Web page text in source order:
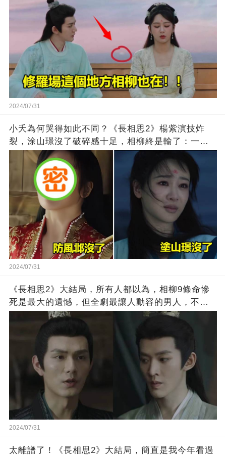
2024/07/31
小夭為何哭得如此不同？《長相思2》楊紫演技炸
裂，涂山璟沒了破碎感十足，相柳終是輸了：一切
終成空
2024/07/31
《長相思2》大結局，所有人都以為，相柳9條命慘
死是最大的遺憾，但全劇最讓人動容的男人，不是
相柳、也不是豐隆，而是被所有人鄙棄的他
2024/07/31
太離譜了！《長相思2》大結局，簡直是我今年看過